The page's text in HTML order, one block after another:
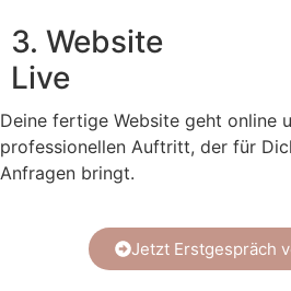
3. Website
Live
Deine fertige Website geht online
professionellen Auftritt, der für
Anfragen bringt.
Jetzt Erstgespräch